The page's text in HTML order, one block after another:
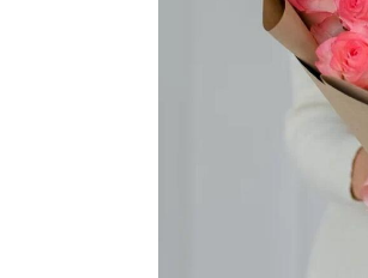
Георгины
Гипсофила